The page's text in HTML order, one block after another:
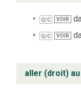
Q/C VOIR
Q/C VOIR
aller (droit) au